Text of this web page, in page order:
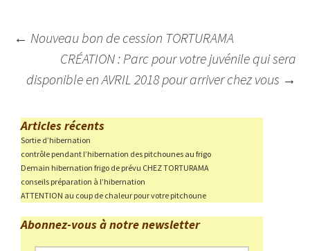
Navigation
articles
← Nouveau bon de cession TORTURAMA
CRÉATION : Parc pour votre juvénile qui sera
disponible en AVRIL 2018 pour arriver chez vous →
Articles récents
Sortie d’hibernation
contrôle pendant l’hibernation des pitchounes au frigo
Demain hibernation frigo de prévu CHEZ TORTURAMA
conseils préparation à l’hibernation
ATTENTION au coup de chaleur pour votre pitchoune
Abonnez-vous à notre newsletter